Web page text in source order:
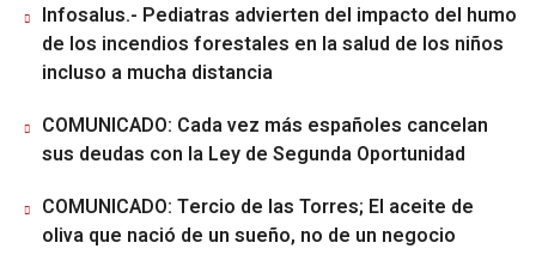
Infosalus.- Pediatras advierten del impacto del humo
de los incendios forestales en la salud de los niños
incluso a mucha distancia
COMUNICADO: Cada vez más españoles cancelan
sus deudas con la Ley de Segunda Oportunidad
COMUNICADO: Tercio de las Torres; El aceite de
oliva que nació de un sueño, no de un negocio